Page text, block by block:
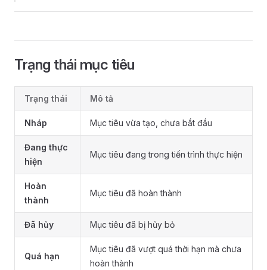
Trạng thái mục tiêu
Trạng thái Mô tả
Nháp Mục tiêu vừa tạo, chưa bắt đầu
Đang thực
hiện
Mục tiêu đang trong tiến trình thực hiện
Hoàn
thành
Mục tiêu đã hoàn thành
Đã hủy Mục tiêu đã bị hủy bỏ
Quá hạn
Mục tiêu đã vượt quá thời hạn mà chưa
hoàn thành